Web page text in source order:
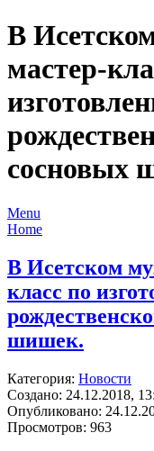
В
мастер-
сосновых
Menu
Home
В Исетском
класс по
шишек.
Категория: Новости
Создано: 24.12.2018,
Опубликовано:
Просмотров: 963